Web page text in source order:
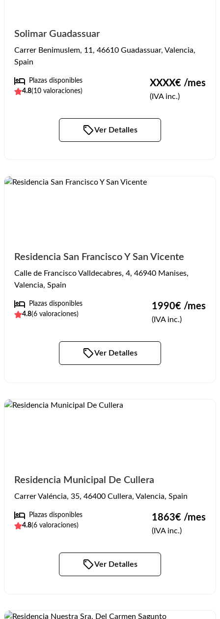
Solimar Guadassuar
Carrer Benimuslem, 11, 46610 Guadassuar, Valencia,
Spain
Plazas disponibles
4.8(10 valoraciones)
XXXX€ /mes
(IVA inc.)
Ver Detalles
Residencia San Francisco Y San Vicente
Calle de Francisco Valldecabres, 4, 46940 Manises,
Valencia, Spain
Plazas disponibles
4.8(6 valoraciones)
1990€ /mes
(IVA inc.)
Ver Detalles
Residencia Municipal De Cullera
Carrer Valéncia, 35, 46400 Cullera, Valencia, Spain
Plazas disponibles
4.8(6 valoraciones)
1863€ /mes
(IVA inc.)
Ver Detalles